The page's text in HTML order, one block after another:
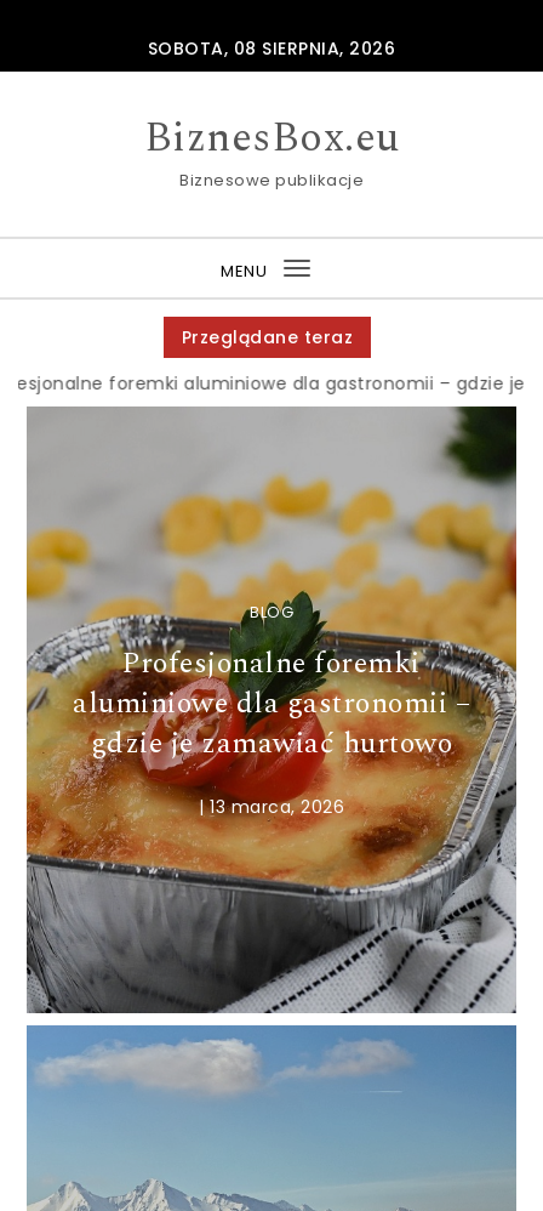
SOBOTA, 08 SIERPNIA, 2026
BiznesBox.eu
Biznesowe publikacje
MENU
Toggle
navigation
Przeglądane teraz
aluminiowe dla gastronomii – gdzie je zamawiać
BLOG
Profesjonalne foremki
aluminiowe dla gastronomii –
gdzie je zamawiać hurtowo
|13 marca, 2026